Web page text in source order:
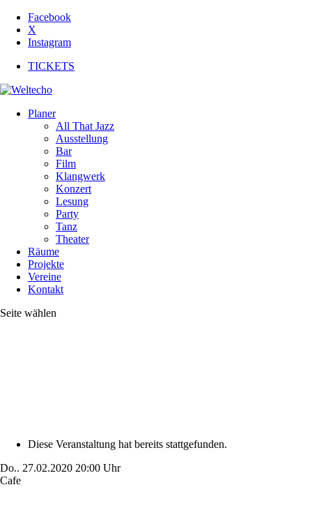
Facebook
X
Instagram
TICKETS
Planer
All That Jazz
Ausstellung
Bar
Film
Klangwerk
Konzert
Lesung
Party
Tanz
Theater
Räume
Projekte
Vereine
Kontakt
Seite wählen
Diese Veranstaltung hat bereits stattgefunden.
Do.. 27.02.2020 20:00 Uhr
Cafe